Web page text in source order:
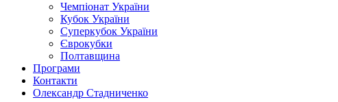
Чемпіонат України
Кубок України
Суперкубок України
Єврокубки
Полтавщина
Програми
Контакти
Олександр Стадниченко